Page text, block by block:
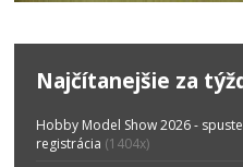
Najčítanejšie za
Hobby Model Show 2026 -
registrácia (1404x)